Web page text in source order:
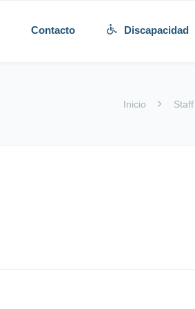
Contacto Discapacidad
Inicio Staff